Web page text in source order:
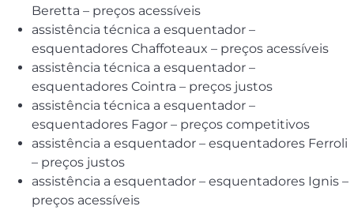
Beretta – preços acessíveis
assistência técnica a esquentador –
esquentadores Chaffoteaux – preços acessíveis
assistência técnica a esquentador –
esquentadores Cointra – preços justos
assistência técnica a esquentador –
esquentadores Fagor – preços competitivos
assistência a esquentador – esquentadores Ferroli
– preços justos
assistência a esquentador – esquentadores Ignis –
preços acessíveis